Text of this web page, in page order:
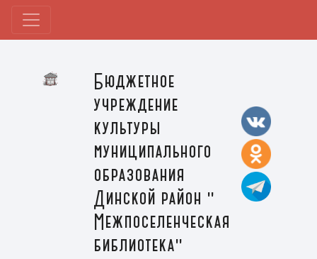
Бюджетное
учреждение
культуры
муниципального
образования
Динской район "
Межпоселенческая
библиотека"